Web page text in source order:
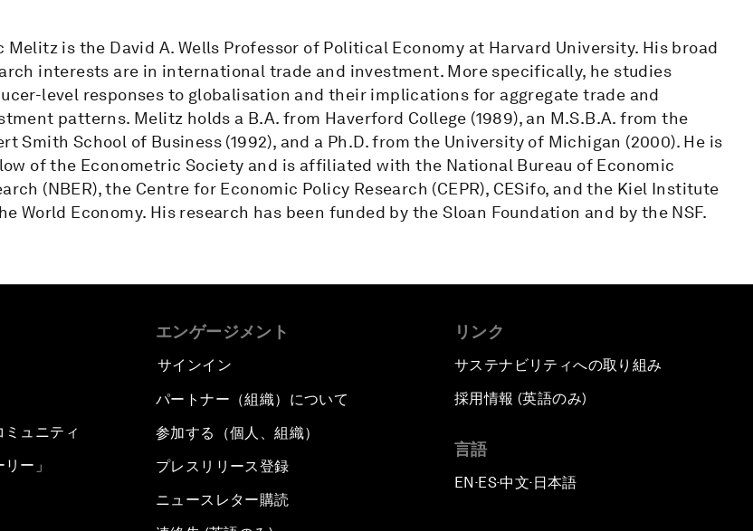
Melitz is the David A. Wells Professor of Political Economy at Harvard University. His broad
interests are in international trade and investment. More specifically, he studies
level responses to globalisation and their implications for aggregate trade and
patterns. Melitz holds a B.A. from Haverford College (1989), an M.S.B.A. from the
Smith School of Business (1992), and a Ph.D. from the University of Michigan (2000). He is
of the Econometric Society and is affiliated with the National Bureau of Economic
(NBER), the Centre for Economic Policy Research (CEPR), CESifo, and the Kiel Institute
World Economy. His research has been funded by the Sloan Foundation and by the NSF.
ュニティ
ー」
エンゲージメント
サインイン
パートナー（組織）について
参加する（個人、組織）
プレスリリース登録
ニュースレター購読
リンク
サステナビリティへの取り組み
採用情報 (英語のみ)
言語
EN ▪ES▪中文▪ 日本語